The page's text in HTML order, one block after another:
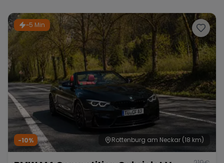
Porsche Lamborghini Ferrari
McLaren Jaguar
Tesla Chevrolet Dodge
Wann
Zeitraum wählen
~5 Min
Rottenburg am Neckar (18 km)
-10%